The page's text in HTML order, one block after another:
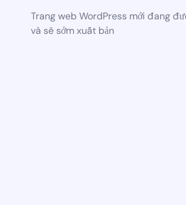
Trang web WordPress mới đang
và sẽ sớm xuất bản